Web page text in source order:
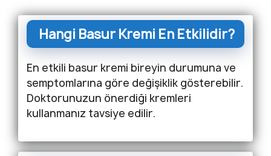
Hangi Basur Kremi En Etkilidir?
En etkili basur kremi bireyin durumuna ve
semptomlarına göre değişiklik gösterebilir.
Doktorunuzun önerdiği kremleri
kullanmanız tavsiye edilir.